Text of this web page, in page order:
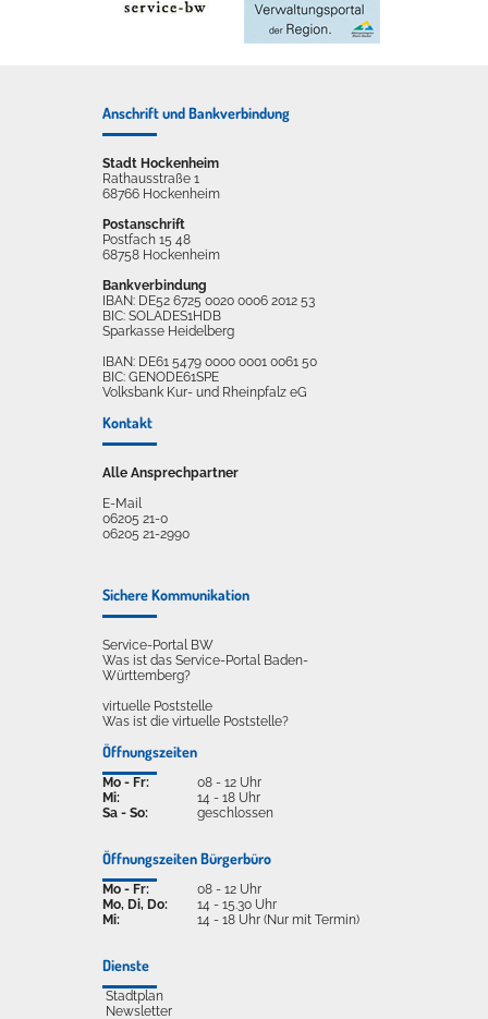
Anschrift und Bankverbindung
Stadt Hockenheim
Rathausstraße 1
68766 Hockenheim
Postanschrift
Postfach 15 48
68758 Hockenheim
Bankverbindung
IBAN: DE52 6725 0020 0006 2012 53
BIC: SOLADES1HDB
Sparkasse Heidelberg
IBAN: DE61 5479 0000 0001 0061 50
BIC: GENODE61SPE
Volksbank Kur- und Rheinpfalz eG
Kontakt
Alle Ansprechpartner
E-Mail
06205 21-0
06205 21-2990
Sichere Kommunikation
Service-Portal BW
Was ist das Service-Portal Baden-
Württemberg?
virtuelle Poststelle
Was ist die virtuelle Poststelle?
Öffnungszeiten
Mo - Fr:
Mi:
Sa - So:
08 - 12 Uhr
14 - 18 Uhr
geschlossen
Öffnungszeiten Bürgerbüro
Mo - Fr:
Mo, Di, Do:
Mi:
08 - 12 Uhr
14 - 15.30 Uhr
14 - 18 Uhr (Nur mit Termin)
Dienste
Stadtplan
Newsletter